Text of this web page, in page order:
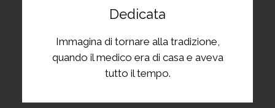
Dedicata
Immagina di tornare alla tradizione,
quando il medico era di casa e aveva
tutto il tempo.